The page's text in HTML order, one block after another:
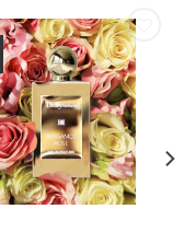
სურვილების
სიაში
დამატება